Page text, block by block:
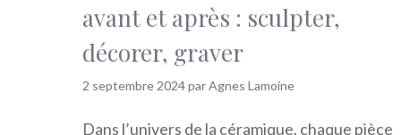
avant et après : sculpter,
décorer, graver
2 septembre 2024parAgnes Lamoine
Dans l’univers de la céramique, chaque pièce